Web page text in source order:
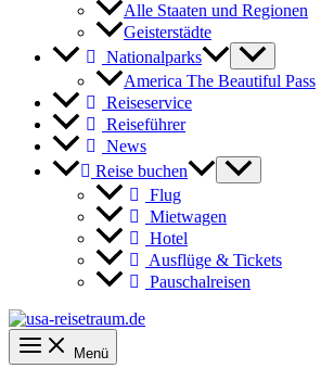
Alle Staaten und Regionen
Geisterstädte
Nationalparks
America The Beautiful Pass
Reiseservice
Reiseführer
News
Reise buchen
Flug
Mietwagen
Hotel
Ausflüge & Tickets
Pauschalreisen
Menü